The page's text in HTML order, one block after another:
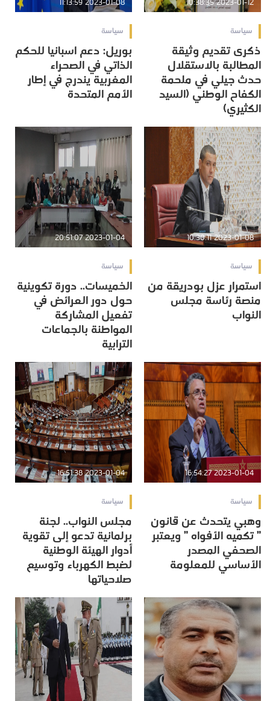
2023-01-12 10:38:35
سياسة
ذكرى تقديم وثيقة
المطالبة بالاستقلال
حدث جيلي في ملحمة
الكفاح الوطني (السيد
الكثيري)
2023-01-08 11:13:59
سياسة
بوريل: دعم اسبانيا للحكم
الذاتي في الصحراء
المغربية يندرج في إطار
الأمم المتحدة
2023-01-08 10:30:11
سياسة
استمرار عزل بودريقة من
منصة رئاسة مجلس
النواب
2023-01-04 20:51:07
سياسة
الخميسات.. دورة تكوينية
حول دور العرائض في
تفعيل المشاركة
المواطنة بالجماعات
الترابية
2023-01-04 16:54:27
سياسة
وهبي يتحدث عن قانون
” تكميه الأفواه ” ويعتبر
الصحفي المصدر
الأساسي للمعلومة
2023-01-04 16:51:38
سياسة
مجلس النواب.. لجنة
برلمانية تدعو إلى تقوية
أدوار الهيئة الوطنية
لضبط الكهرباء وتوسيع
صلاحياتها